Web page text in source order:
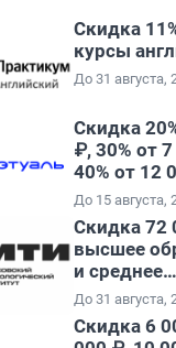
Скидка
курсы
До 31 августа,
Скидка
₽, 30% от
40% от 12
первый и
повторные
До 15 августа,
Скидка 72
высшее
и среднее
первый
До 31 августа,
Скидка 6